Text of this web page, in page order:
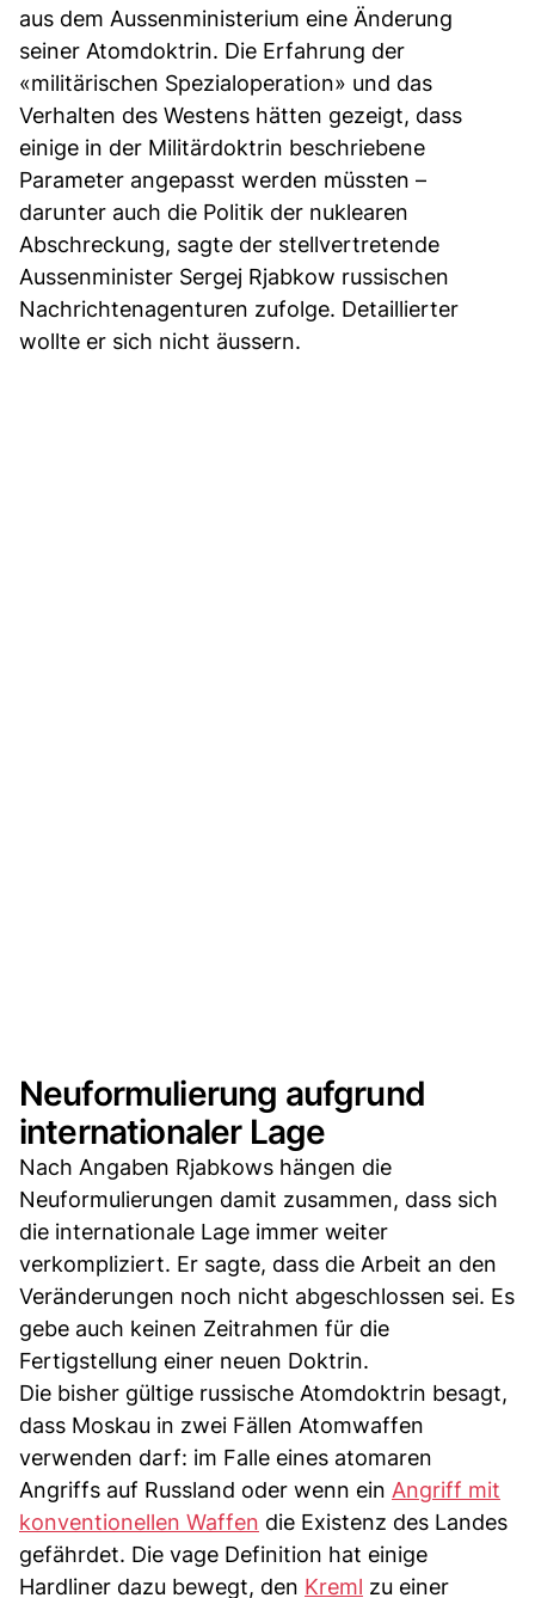
aus dem Aussenministerium eine Änderung
seiner Atomdoktrin. Die Erfahrung der
«militärischen Spezialoperation» und das
Verhalten des Westens hätten gezeigt, dass
einige in der Militärdoktrin beschriebene
Parameter angepasst werden müssten –
darunter auch die Politik der nuklearen
Abschreckung, sagte der stellvertretende
Aussenminister Sergej Rjabkow russischen
Nachrichtenagenturen zufolge. Detaillierter
wollte er sich nicht äussern.
Neuformulierung aufgrund
internationaler Lage
Nach Angaben Rjabkows hängen die
Neuformulierungen damit zusammen, dass sich
die internationale Lage immer weiter
verkompliziert. Er sagte, dass die Arbeit an den
Veränderungen noch nicht abgeschlossen sei. Es
gebe auch keinen Zeitrahmen für die
Fertigstellung einer neuen Doktrin.
Die bisher gültige russische Atomdoktrin besagt,
dass Moskau in zwei Fällen Atomwaffen
verwenden darf: im Falle eines atomaren
Angriffs auf Russland oder wenn ein Angriff mit
konventionellen Waffen die Existenz des Landes
gefährdet. Die vage Definition hat einige
Hardliner dazu bewegt, den Kreml zu einer